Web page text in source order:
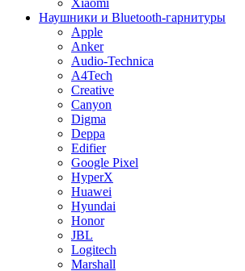
Xiaomi
Наушники и Bluetooth-гарнитуры
Apple
Anker
Audio-Technica
A4Tech
Creative
Canyon
Digma
Deppa
Edifier
Google Pixel
HyperX
Huawei
Hyundai
Honor
JBL
Logitech
Marshall